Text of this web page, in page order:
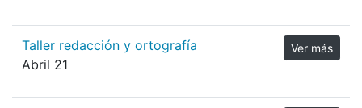
Taller redacción y ortografía
Abril 21
Ver más